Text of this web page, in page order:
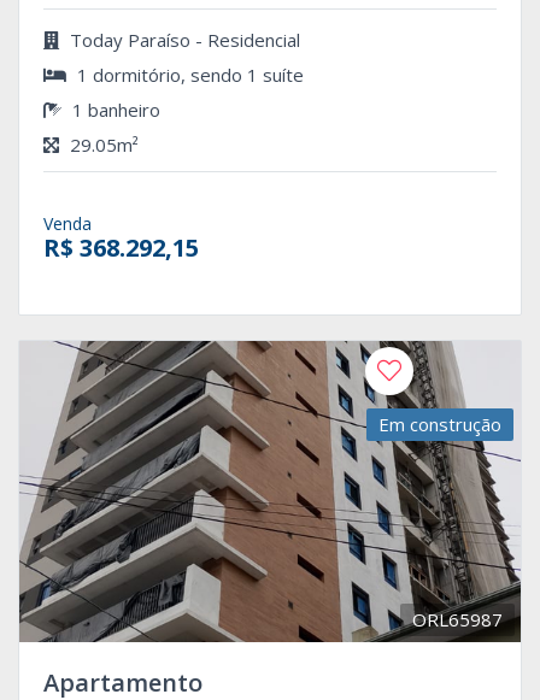
Today Paraíso - Residencial
1 dormitório, sendo 1 suíte
1 banheiro
29.05m²
Venda
R$ 368.292,15
Em construção
ORL65987
Apartamento